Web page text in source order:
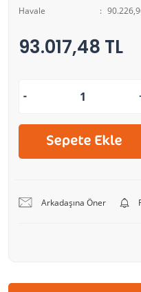
Havale
93.017,48 TL
Arkadaşına Öner